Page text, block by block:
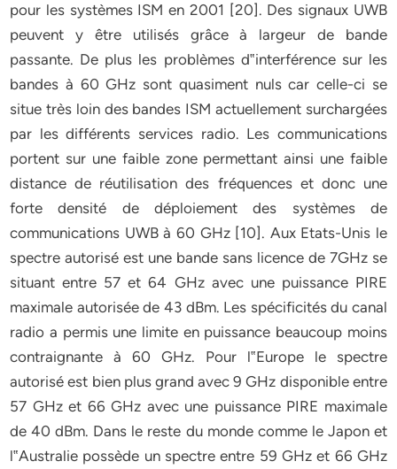
pour les systèmes ISM en 2001 [20]. Des signaux UWB
peuvent y être utilisés grâce à largeur de bande
passante. De plus les problèmes d‟interférence sur les
bandes à 60 GHz sont quasiment nuls car celle-ci se
situe très loin des bandes ISM actuellement surchargées
par les différents services radio. Les communications
portent sur une faible zone permettant ainsi une faible
distance de réutilisation des fréquences et donc une
forte densité de déploiement des systèmes de
communications UWB à 60 GHz [10]. Aux Etats-Unis le
spectre autorisé est une bande sans licence de 7GHz se
situant entre 57 et 64 GHz avec une puissance PIRE
maximale autorisée de 43 dBm. Les spécificités du canal
radio a permis une limite en puissance beaucoup moins
contraignante à 60 GHz. Pour l‟Europe le spectre
autorisé est bien plus grand avec 9 GHz disponible entre
57 GHz et 66 GHz avec une puissance PIRE maximale
de 40 dBm. Dans le reste du monde comme le Japon et
l‟Australie possède un spectre entre 59 GHz et 66 GHz